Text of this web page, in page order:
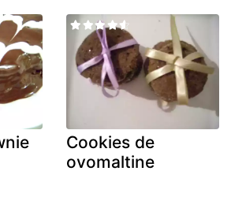
Cookies de
ovomaltine